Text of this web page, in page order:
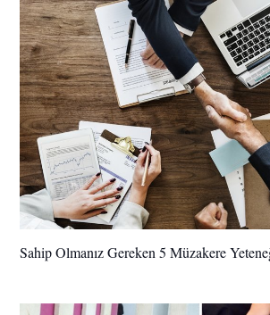
Sahip Olmanız Gereken 5 Müzakere